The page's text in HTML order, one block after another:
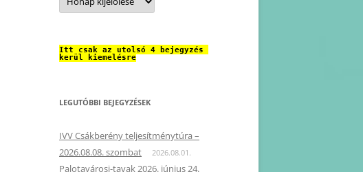
Itt csak az utolsó 4 bejegyzés
kerül kiemelésre
LEGUTÓBBI BEJEGYZÉSEK
IVV Csákberény teljesítménytúra –
2026.08.08. szombat
2026.08.01.
Palotavárosi-tavak 2026. június 24.